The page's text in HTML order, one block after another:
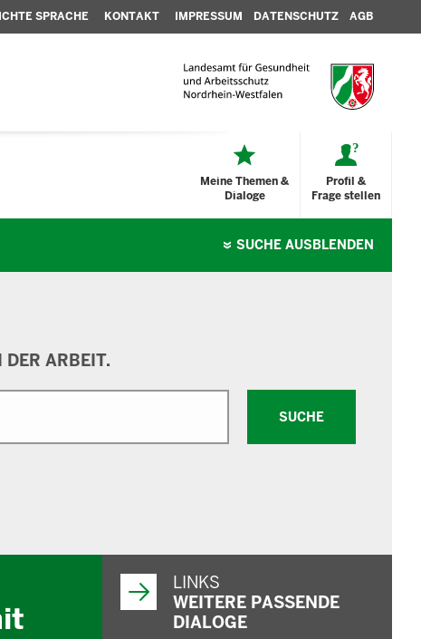
SPRACHE KONTAKT IMPRESSUM DATENSCHUTZ AGB
Profil &
Frage stellen
Meine Themen &
Dialoge
SUCHE AUSBLENDEN
ARBEIT.
SUCHE
LINKS
WEITERE PASSENDE
DIALOGE